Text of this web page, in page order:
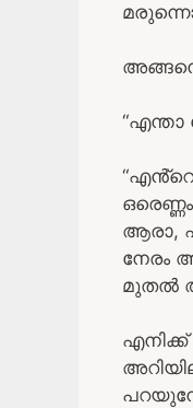
അങ്ങനെ
“എന്താ
ആരാ,
നേരം
മുതൽ